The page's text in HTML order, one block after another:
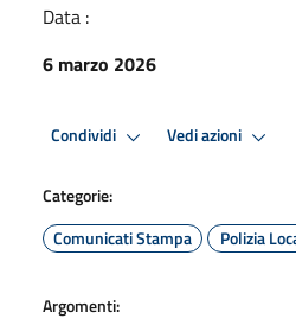
Data :
6 marzo 2026
Condividi Vedi azioni
Categorie:
Comunicati Stampa
Polizia
Argomenti: